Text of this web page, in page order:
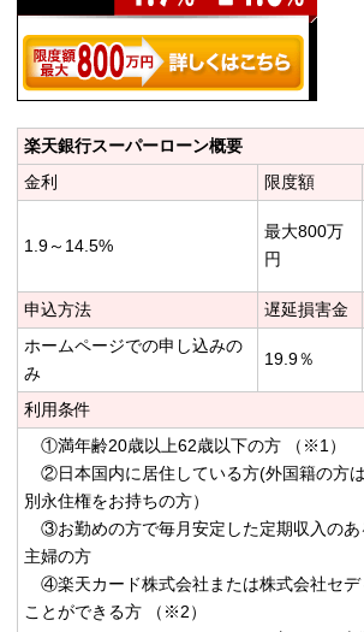
楽天銀行スーパーローン概要
金利
限度額
1.9～14.5%
最大800万
円
申込方法
遅延損害金
ホームページでの申し込みの
み
19.9％
利用条件
①満年齢20歳以上62歳以下の方 （※1）
②日本国内に居住している方(外国籍の方
別永住権をお持ちの方）
③お勤めの方で毎月安定した定期収入のあ
主婦の方
④楽天カード株式会社または株式会社セデ
ことができる方 （※2）